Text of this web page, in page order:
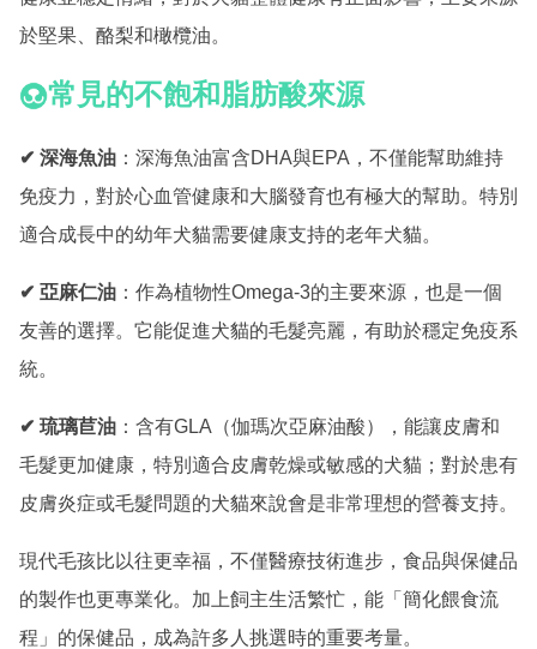
於堅果、酪梨和橄欖油。
常見的不飽和脂肪酸來源
✔ 深海魚油 ：深海魚油富含DHA與EPA，不僅能幫助維持
免疫力，對於心血管健康和大腦發育也有極大的幫助。特別
適合成長中的幼年犬貓需要健康支持的老年犬貓。
✔ 亞麻仁油 ：作為植物性Omega-3的主要來源，也是一個
友善的選擇。它能促進犬貓的毛髮亮麗，有助於穩定免疫系
統。
✔ 琉璃苣油 ：含有GLA（伽瑪次亞麻油酸），能讓皮膚和
毛髮更加健康，特別適合皮膚乾燥或敏感的犬貓；對於患有
皮膚炎症或毛髮問題的犬貓來說會是非常理想的營養支持。
現代毛孩比以往更幸福，不僅醫療技術進步，食品與保健品
的製作也更專業化。加上飼主生活繁忙，能「簡化餵食流
程」的保健品，成為許多人挑選時的重要考量。